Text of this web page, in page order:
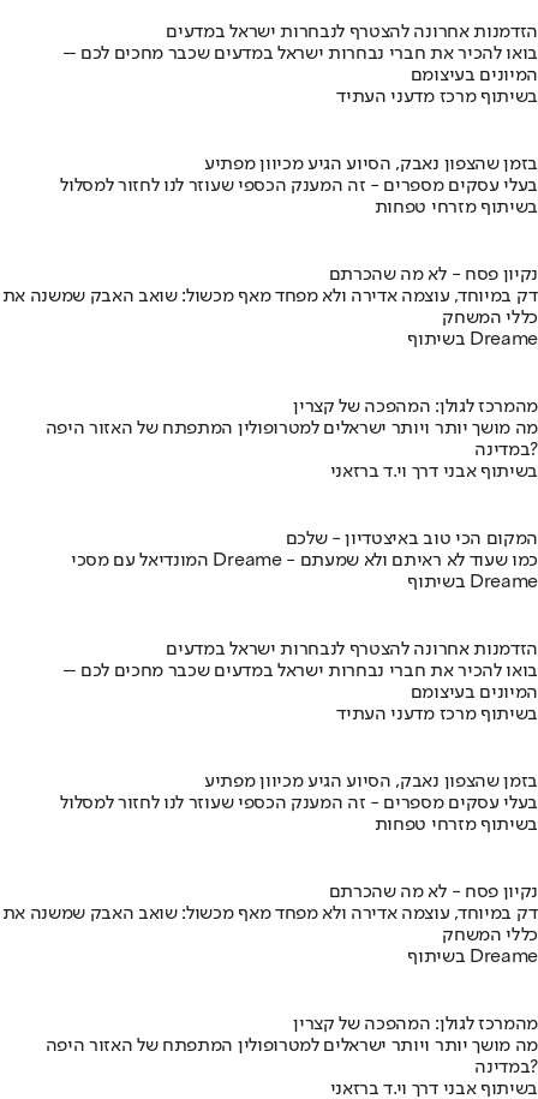
הזדמנות אחרונה להצטרף לנבחרות ישראל במדעים
בואו להכיר את חברי נבחרות ישראל במדעים שכבר מחכים לכם –
המיונים בעיצומם
בשיתוף מרכז מדעני העתיד
בזמן שהצפון נאבק, הסיוע הגיע מכיוון מפתיע
בעלי עסקים מספרים - זה המענק הכספי שעוזר לנו לחזור למסלול
בשיתוף מזרחי טפחות
נקיון פסח - לא מה שהכרתם
דק במיוחד, עוצמה אדירה ולא מפחד מאף מכשול: שואב האבק שמשנה את
כללי המשחק
בשיתוף Dreame
מהמרכז לגולן: המהפכה של קצרין
מה מושך יותר ויותר ישראלים למטרופולין המתפתח של האזור היפה
במדינה?
בשיתוף אבני דרך וי.ד ברזאני
המקום הכי טוב באיצטדיון - שלכם
המונדיאל עם מסכי Dreame - כמו שעוד לא ראיתם ולא שמעתם
בשיתוף Dreame
הזדמנות אחרונה להצטרף לנבחרות ישראל במדעים
בואו להכיר את חברי נבחרות ישראל במדעים שכבר מחכים לכם –
המיונים בעיצומם
בשיתוף מרכז מדעני העתיד
בזמן שהצפון נאבק, הסיוע הגיע מכיוון מפתיע
בעלי עסקים מספרים - זה המענק הכספי שעוזר לנו לחזור למסלול
בשיתוף מזרחי טפחות
נקיון פסח - לא מה שהכרתם
דק במיוחד, עוצמה אדירה ולא מפחד מאף מכשול: שואב האבק שמשנה את
כללי המשחק
בשיתוף Dreame
מהמרכז לגולן: המהפכה של קצרין
מה מושך יותר ויותר ישראלים למטרופולין המתפתח של האזור היפה
במדינה?
בשיתוף אבני דרך וי.ד ברזאני